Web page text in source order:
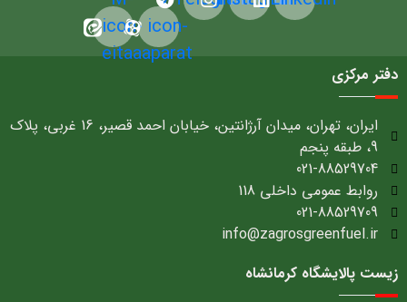
icon-
aparat
icon-
eitaa
دفتر مرکزی
ایران، تهران، میدان آرژانتین، خیابان احمد قصیر، 16 غربی، پلاک
9، طبقه پنجم
021-88529704
روابط عمومی داخلی 118
021-88529709
info@zagrosgreenfuel.ir​
زیست پالایشگاه کرمانشاه